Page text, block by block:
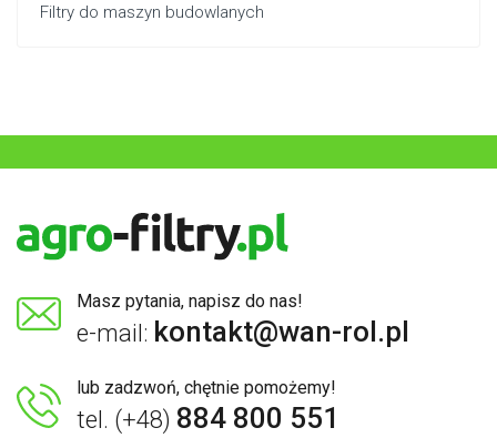
Filtry do maszyn budowlanych
Masz pytania, napisz do nas!
e-mail: kontakt@wan-rol.pl
lub zadzwoń, chętnie pomożemy!
tel. (+48) 884 800 551